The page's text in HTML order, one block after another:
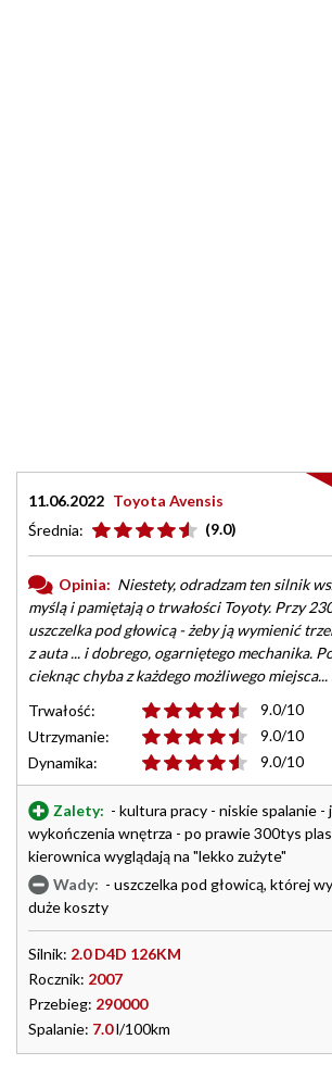
11.06.2022 Toyota Avensis
Średnia:
(9.0)
Opinia: Niestety, odradzam ten silnik
myślą i pamiętają o trwałości Toyoty. Przy
uszczelka pod głowicą - żeby ją wymienić
z auta ... i dobrego, ogarniętego mechanika.
cieknąc chyba z każdego możliwego
Trwałość:
9.0/10
Utrzymanie:
9.0/10
Dynamika:
9.0/10
Zalety: - kultura pracy - niskie spalanie -
wykończenia wnętrza - po prawie 300tys
kierownica wyglądają na "lekko zużyte"
Wady: - uszczelka pod głowicą, której
duże koszty
Silnik: 2.0 D4D 126KM
Rocznik: 2007
Przebieg: 290000
Spalanie: 7.0l/100km